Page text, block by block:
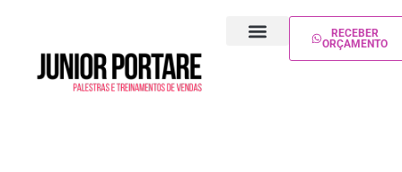
RECEBER
ORÇAMENTO